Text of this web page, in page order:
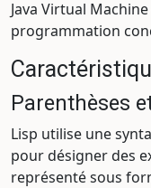
Java Virtual
programmation
Parenthèses
Lisp utilise une
pour désigner des
représenté sous